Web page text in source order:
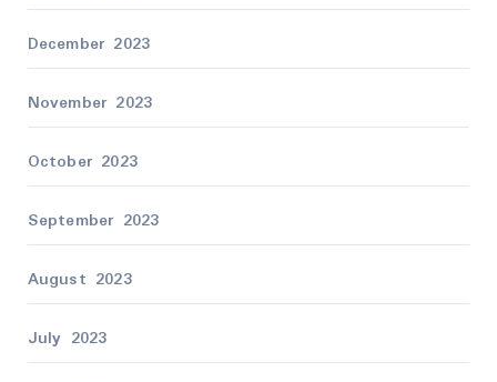
December 2023
November 2023
October 2023
September 2023
August 2023
July 2023